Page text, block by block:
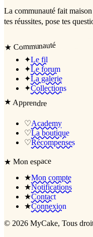
La communauté fait maison
tes réussites, pose tes
★ Communauté
✦Le fil
✦Le forum
✦La galerie
✦Collections
★Apprendre
♡Academy
♡La boutique
♡Récompenses
★Mon espace
★Mon compte
★Notifications
★Contact
★Connexion
© 2026 MyCake, Tous